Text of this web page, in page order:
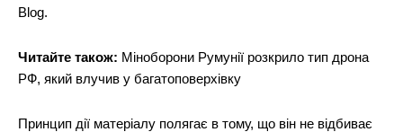
Blog.
Читайте також: Міноборони Румунії розкрило тип дрона
РФ, який влучив у багатоповерхівку
Принцип дії матеріалу полягає в тому, що він не відбиває